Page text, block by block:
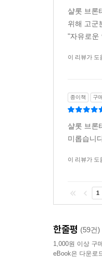
샬롯 브론
위해 고군
"자유로운
이 리뷰가 도
종이책 구매
샬롯 브론
미롭습니
이 리뷰가 도
1
한줄평 (59건)
1,000원 이상 구
eBook은 다운로